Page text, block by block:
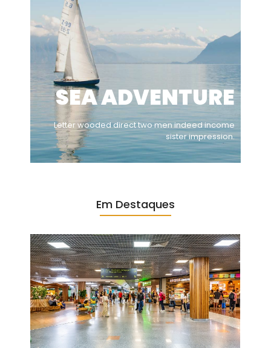
SEA ADVENTURE
Letter wooded direct two men indeed income
sister impression.
Em Destaques